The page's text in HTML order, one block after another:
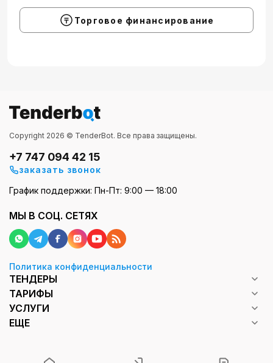
Торговое финансирование
Copyright 2026 © TenderBot. Все права защищены.
+7 747 094 42 15
заказать звонок
График поддержки: Пн-Пт: 9:00 — 18:00
МЫ В СОЦ. СЕТЯХ
Политика конфиденциальности
ТЕНДЕРЫ
ТАРИФЫ
УСЛУГИ
ЕЩЕ